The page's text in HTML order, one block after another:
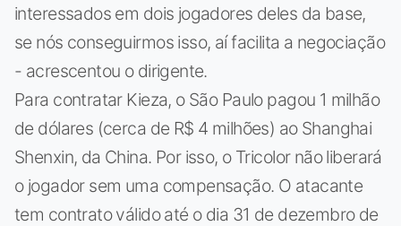
interessados em dois jogadores deles da base,
se nós conseguirmos isso, aí facilita a negociação
- acrescentou o dirigente.
Para contratar Kieza, o São Paulo pagou 1 milhão
de dólares (cerca de R$ 4 milhões) ao Shanghai
Shenxin, da China. Por isso, o Tricolor não liberará
o jogador sem uma compensação. O atacante
tem contrato válido até o dia 31 de dezembro de